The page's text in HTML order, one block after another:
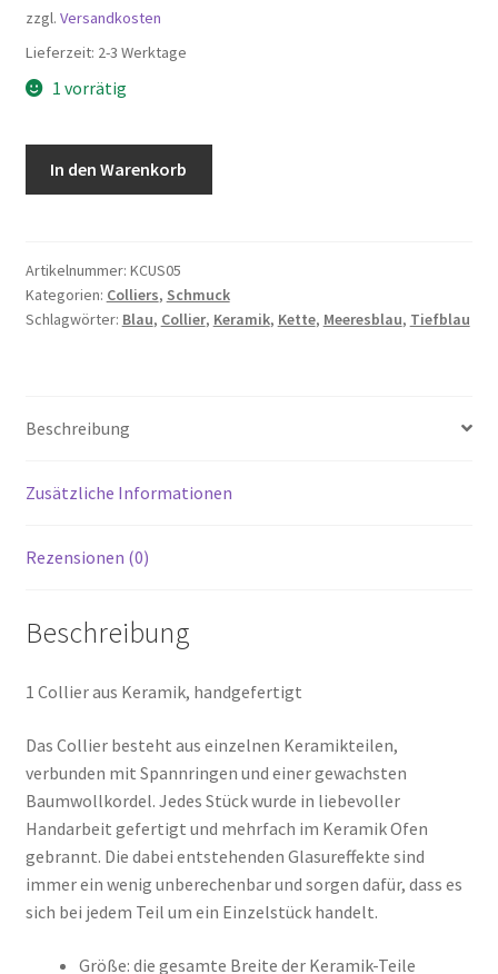
zzgl. Versandkosten
Lieferzeit: 2-3 Werktage
1 vorrätig
Meeresblau
Menge
In den Warenkorb
Artikelnummer: KCUS05
Kategorien: Colliers, Schmuck
Schlagwörter: Blau, Collier, Keramik, Kette, Meeresblau, Tiefblau
Beschreibung
Zusätzliche Informationen
Rezensionen (0)
Beschreibung
1 Collier aus Keramik, handgefertigt
Das Collier besteht aus einzelnen Keramikteilen,
verbunden mit Spannringen und einer gewachsten
Baumwollkordel. Jedes Stück wurde in liebevoller
Handarbeit gefertigt und mehrfach im Keramik Ofen
gebrannt. Die dabei entstehenden Glasureffekte sind
immer ein wenig unberechenbar und sorgen dafür, dass es
sich bei jedem Teil um ein Einzelstück handelt.
Größe: die gesamte Breite der Keramik-Teile